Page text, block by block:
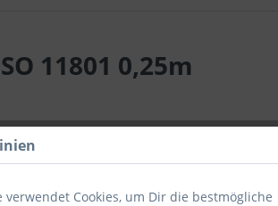
11801 0,25m
in
verwendet Cookies, um Dir die bestmögliche